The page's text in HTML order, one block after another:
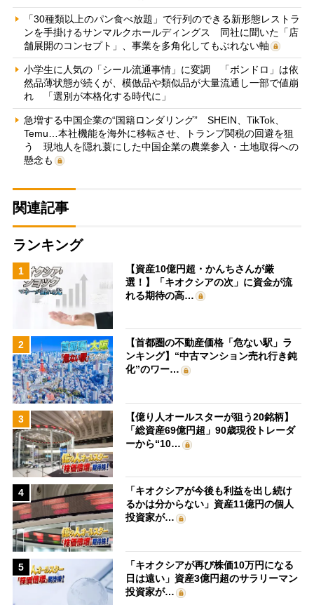
「30種類以上のパン食べ放題」で行列のできる新形態レストラ
ンを手掛けるサンマルクホールディングス 同社に聞いた「店
舗展開のコンセプト」、事業を多角化してもぶれない軸
小学生に人気の「シール流通事情」に変調 「ボンドロ」は依
然品薄状態が続くが、模倣品や類似品が大量流通し一部で値崩
れ 「選別が本格化する時代に」
急増する中国企業の“国籍ロンダリング” SHEIN、TikTok、
Temu…本社機能を海外に移転させ、トランプ関税の回避を狙
う 現地人を隠れ蓑にした中国企業の農業参入・土地取得への
懸念も
関連記事
ランキング
1
【資産10億円超・かんちさんが厳
選！】「キオクシアの次」に資金が流
れる期待の高…
2
【首都圏の不動産価格「危ない駅」ラ
ンキング】“中古マンション売れ行き鈍
化”のワー…
3
【億り人オールスターが狙う20銘柄】
「総資産69億円超」90歳現役トレーダ
ーから“10…
4
「キオクシアが今後も利益を出し続け
るかは分からない」資産11億円の個人
投資家が…
5
「キオクシアが再び株価10万円になる
日は遠い」資産3億円超のサラリーマン
投資家が…